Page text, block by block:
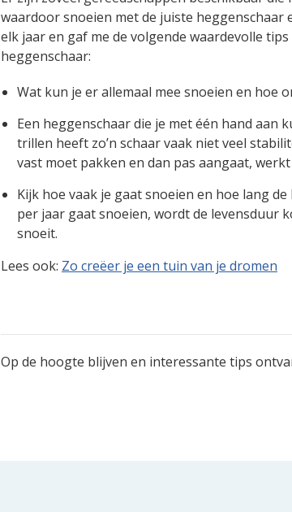
waardoor snoeien met de juiste
elk jaar en gaf me de volgende waardevolle
heggenschaar:
Wat kun je er allemaal mee snoeien en hoe
Een heggenschaar die je met één hand aan
trillen heeft zo’n schaar vaak niet veel
vast moet pakken en dan pas aangaat,
Kijk hoe vaak je gaat snoeien en hoe lang
per jaar gaat snoeien, wordt de levensduur
snoeit.
Lees ook: Zo creëer je een tuin van je dromen
Op de hoogte blijven en interessante tips